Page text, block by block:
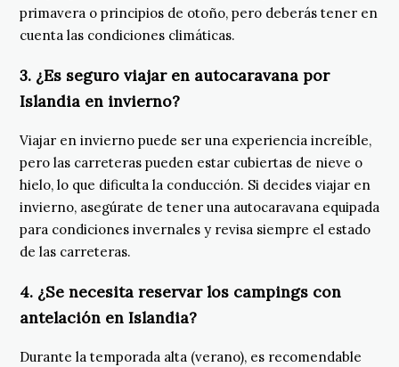
primavera o principios de otoño, pero deberás tener en
cuenta las condiciones climáticas.
3. ¿Es seguro viajar en autocaravana por
Islandia en invierno?
Viajar en invierno puede ser una experiencia increíble,
pero las carreteras pueden estar cubiertas de nieve o
hielo, lo que dificulta la conducción. Si decides viajar en
invierno, asegúrate de tener una autocaravana equipada
para condiciones invernales y revisa siempre el estado
de las carreteras.
4. ¿Se necesita reservar los campings con
antelación en Islandia?
Durante la temporada alta (verano), es recomendable